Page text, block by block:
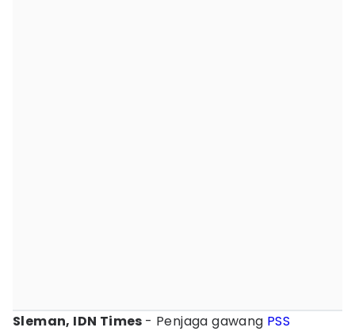
Sleman, IDN Times - Penjaga gawang PSS